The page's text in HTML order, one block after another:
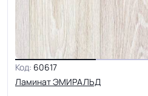
Код: 60617
Ламинат ЭМИРАЛЬД